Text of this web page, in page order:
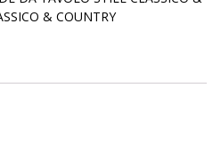
& COUNTRY